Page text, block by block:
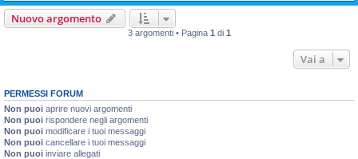
Nuovo argomento
3 argomenti • Pagina 1 di 1
Vai a
PERMESSI FORUM
Non puoi aprire nuovi argomenti
Non puoi rispondere negli argomenti
Non puoi modificare i tuoi messaggi
Non puoi cancellare i tuoi messaggi
Non puoi inviare allegati